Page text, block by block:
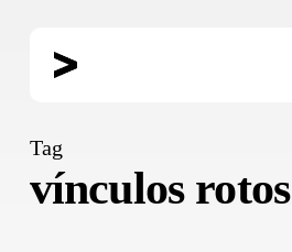
Tag
vínculos rotos